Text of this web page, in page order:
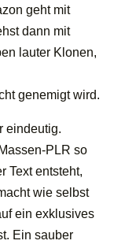
geht mit
dann mit
lauter Klonen,
genemigt wird.
eindeutig.
PLR so
Text entsteht,
wie selbst
ein exklusives
Ein sauber